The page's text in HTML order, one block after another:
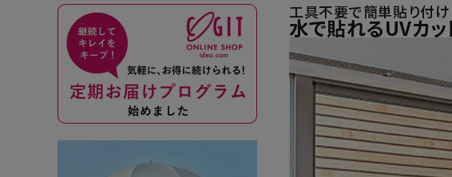
メディア掲載アイテム 暑さ・紫外線対策グッズ
推し活グッズ 掃除グッズ
ボディケアグッズ
muchu muchu Sun
ACCOUNT MENU
ようこそ ゲスト 様
工具不要で簡単貼り付け
水で貼れるUVカッ